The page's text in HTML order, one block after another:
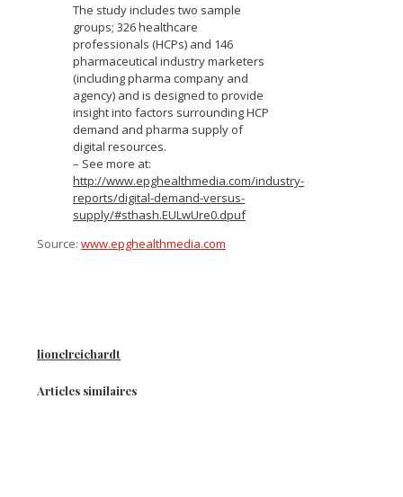
The study includes two sample
groups; 326 healthcare
professionals (HCPs) and 146
pharmaceutical industry marketers
(including pharma company and
agency) and is designed to provide
insight into factors surrounding HCP
demand and pharma supply of
digital resources.
– See more at:
http://www.epghealthmedia.com/industry-
reports/digital-demand-versus-
supply/#sthash.EULwUre0.dpuf
Source: www.epghealthmedia.com
lionelreichardt
Articles similaires